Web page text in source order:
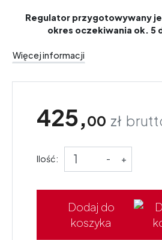
Regulator przygotowywany
okres oczekiwania ok. 5
Więcej informacji
425,00 zł
Ilość: - +
Dodaj do
koszyka